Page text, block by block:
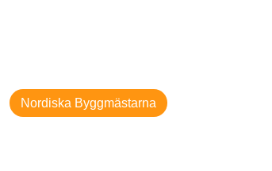
Nordiska Byggmästarna